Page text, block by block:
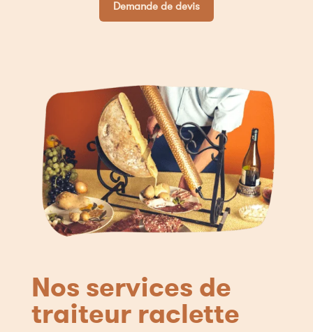
Demande de devis
Nos services de
traiteur raclette